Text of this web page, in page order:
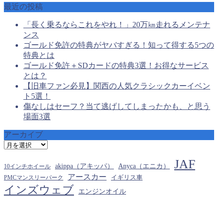
最近の投稿
「長く乗るならこれをやれ！」20万㎞走れるメンテナ
ンス
ゴールド免許の特典がヤバすぎる！知って得する5つの
特典とは
ゴールド免許＋SDカードの特典3選！お得なサービス
とは？
【旧車ファン必見】関西の人気クラシックカーイベン
ト5選！
傷なしはセーフ？当て逃げしてしまったかも、と思う
場面3選
アーカイブ
ア
カ
イ
ブ
10インチホイール akippa（アキッパ） Anyca（エニカ） JAF
PMCマンスリーパーク アースカー イギリス車
インズウェブ エンジンオイル